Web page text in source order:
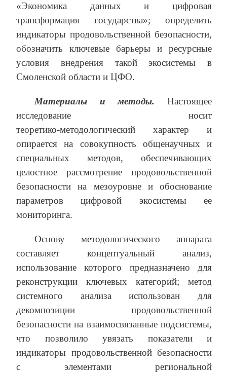
«Экономика данных и цифровая
трансформация государства»; определить
индикаторы продовольственной безопасности,
обозначить ключевые барьеры и ресурсные
условия внедрения такой экосистемы в
Смоленской области и ЦФО.
Материалы и методы. Настоящее
исследование носит
теоретико‑методологический характер и
опирается на совокупность общенаучных и
специальных методов, обеспечивающих
целостное рассмотрение продовольственной
безопасности на мезоуровне и обоснование
параметров цифровой экосистемы ее
мониторинга.
Основу методологического аппарата
составляет концептуальный анализ,
использование которого предназначено для
реконструкции ключевых категорий; метод
системного анализа использован для
декомпозиции продовольственной
безопасности на взаимосвязанные подсистемы,
что позволило увязать показатели и
индикаторы продовольственной безопасности
с элементами региональной